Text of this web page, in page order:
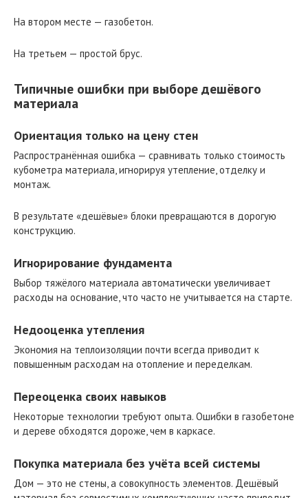
На втором месте — газобетон.
На третьем — простой брус.
Типичные ошибки при выборе дешёвого
материала
Ориентация только на цену стен
Распространённая ошибка — сравнивать только стоимость
кубометра материала, игнорируя утепление, отделку и
монтаж.
В результате «дешёвые» блоки превращаются в дорогую
конструкцию.
Игнорирование фундамента
Выбор тяжёлого материала автоматически увеличивает
расходы на основание, что часто не учитывается на старте.
Недооценка утепления
Экономия на теплоизоляции почти всегда приводит к
повышенным расходам на отопление и переделкам.
Переоценка своих навыков
Некоторые технологии требуют опыта. Ошибки в газобетоне
и дереве обходятся дороже, чем в каркасе.
Покупка материала без учёта всей системы
Дом — это не стены, а совокупность элементов. Дешёвый